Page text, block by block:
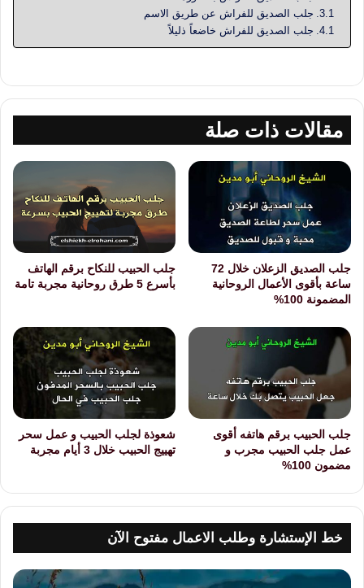
جلب الصديق للفراش عن طريق الاسم
جلب الصديق للفراش خاضعاً ذليلاً
مقالات ذات صلة
جلب الصديق الزعلان خلال 72
ساعة بأقوى الأعمال الروحانية
المضمونة 100%
جلب الحبيب للنكاح برقم الهاتف
بأسرع 5 طرق روحانية مجربة تامة
جلب الحبيب برقم هاتفه أقوى
عمل جلب الحبيب مجرب و
مضمون 100%
شعوذة لجلب الحبيب و عمل سحر
تهييج الحبيب خلال 3 أيام مجربة
خط الإستشارة وطلب الاعمال مفتوح الآن